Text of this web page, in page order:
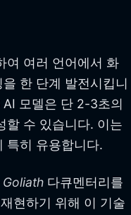
여 여러 언어에서 화
한 단계 발전시킵니
모델은 단 2-3초의
할 수 있습니다. 이는
특히 유용합니다.
Goliath 다큐멘터리를
현하기 위해 이 기술